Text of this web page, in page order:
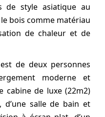
de style asiatique au
bois comme matériau
de chaleur et de
de deux personnes
moderne et
cabine de luxe (22m2)
d’une salle de bain et